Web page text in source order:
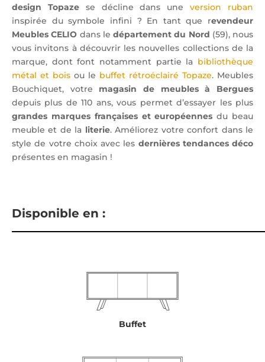
design Topazese décline dans uneversion ruban
inspirée du symbole infini ? En tant que revendeur
Meubles CELIO dans le département du Nord (59), nous
vous invitons à découvrir les nouvelles collections de la
marque, dont font notamment partie la bibliothèque
métal et bois ou le buffet rétroéclairé Topaze. Meubles
Bouchiquet, votre magasin de meubles à Bergues
depuis plus de 110 ans, vous permet d’essayer les plus
grandes marques françaises et européennes du beau
meuble et de la literie. Améliorez votre confort dans le
style de votre choix avec les dernières tendances déco
présentes en magasin !
Disponible en :
Buffet